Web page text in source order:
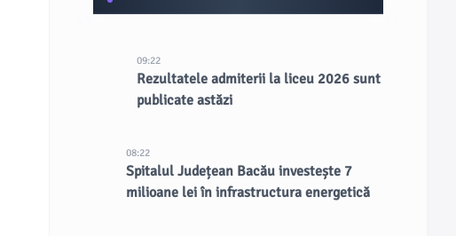
09:22
Rezultatele admiterii la liceu 2026 sunt
publicate astăzi
08:22
Spitalul Județean Bacău investește 7
milioane lei în infrastructura energetică